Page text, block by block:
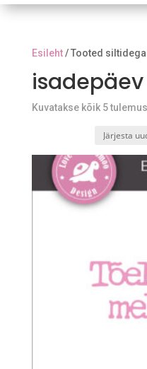
Esileht/ Tooted siltidega
isadepäev
Kuvatakse kõik 5